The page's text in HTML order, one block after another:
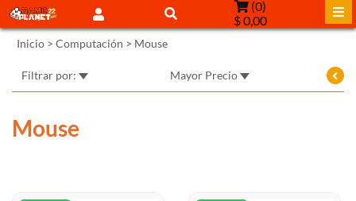
(0)
$ 0,00
Inicio > Computación > Mouse
Filtrar por: Mayor Precio
Mouse